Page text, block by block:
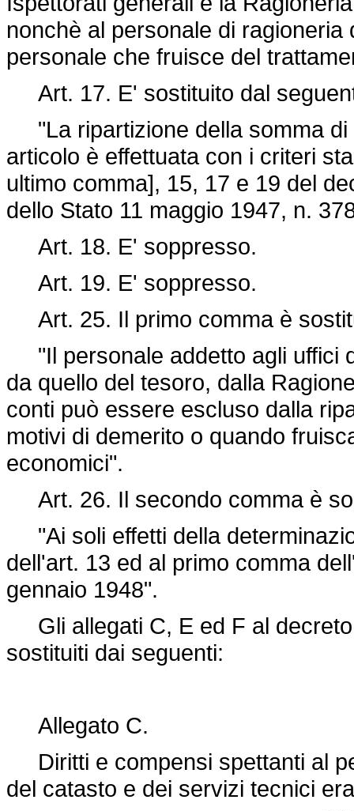
nonchè al personale di
personale che fruisce del
Art. 17. E' sostituito dal
"La ripartizione della somma di
articolo è effettuata con i criteri
ultimo comma], 15, 17 e 19 del
dello Stato 11 maggio 1947, n.
Art. 18. E' soppresso.
Art. 19. E' soppresso.
Art. 25. Il primo comma è
"Il personale addetto agli uffici
da quello del tesoro, dalla
conti può essere escluso dalla
motivi di demerito o quando
economici".
Art. 26. Il secondo comma è
"Ai soli effetti della
dell'art. 13 ed al primo comma
gennaio 1948".
Gli allegati C, E ed F al
sostituiti dai seguenti:
Allegato C.
Diritti e compensi spettanti al
del catasto e dei servizi tecnici